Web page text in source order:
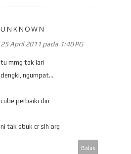
UNKNOWN
25 April 2011 pada 1:40 PG
tu mmg tak lari
dengki, ngumpat...
cube perbaiki diri
ni tak sbuk cr slh org
Balas